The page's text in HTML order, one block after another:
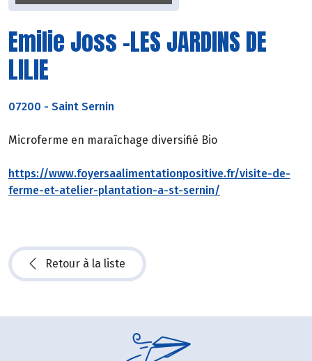
Emilie Joss -LES JARDINS DE
LILIE
07200 - Saint Sernin
Microferme en maraîchage diversifié Bio
https://www.foyersaalimentationpositive.fr/visite-de-
ferme-et-atelier-plantation-a-st-sernin/
Retour à la liste